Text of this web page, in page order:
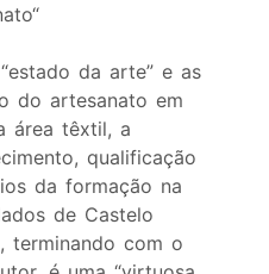
da arte” e as
do artesanato em
área têxtil, a
qualificação
da formação na
de Castelo
terminando com o